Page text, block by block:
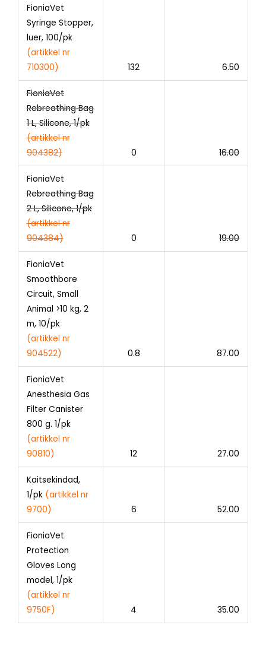
FioniaVet
Syringe Stopper,
luer, 100/pk
(artikkel nr
710300) 132 6.50
FioniaVet
Rebreathing Bag
1 L, Silicone, 1/pk
(artikkel nr
904382)
0 16.00
FioniaVet
Rebreathing Bag
2 L, Silicone, 1/pk
(artikkel nr
904384)
0 19.00
FioniaVet
Smoothbore
Circuit, Small
Animal >10 kg, 2
m, 10/pk
(artikkel nr
904522)
0.8 87.00
FioniaVet
Anesthesia Gas
Filter Canister
800 g. 1/pk
(artikkel nr
90810)
12 27.00
Kaitsekindad,
1/pk (artikkel nr
9700)
6 52.00
FioniaVet
Protection
Gloves Long
model, 1/pk
(artikkel nr
9750F)
4 35.00